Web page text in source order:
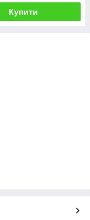
Купити